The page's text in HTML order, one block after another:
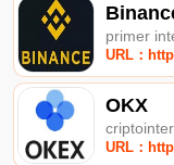
primer
URL：
OKX
URL：